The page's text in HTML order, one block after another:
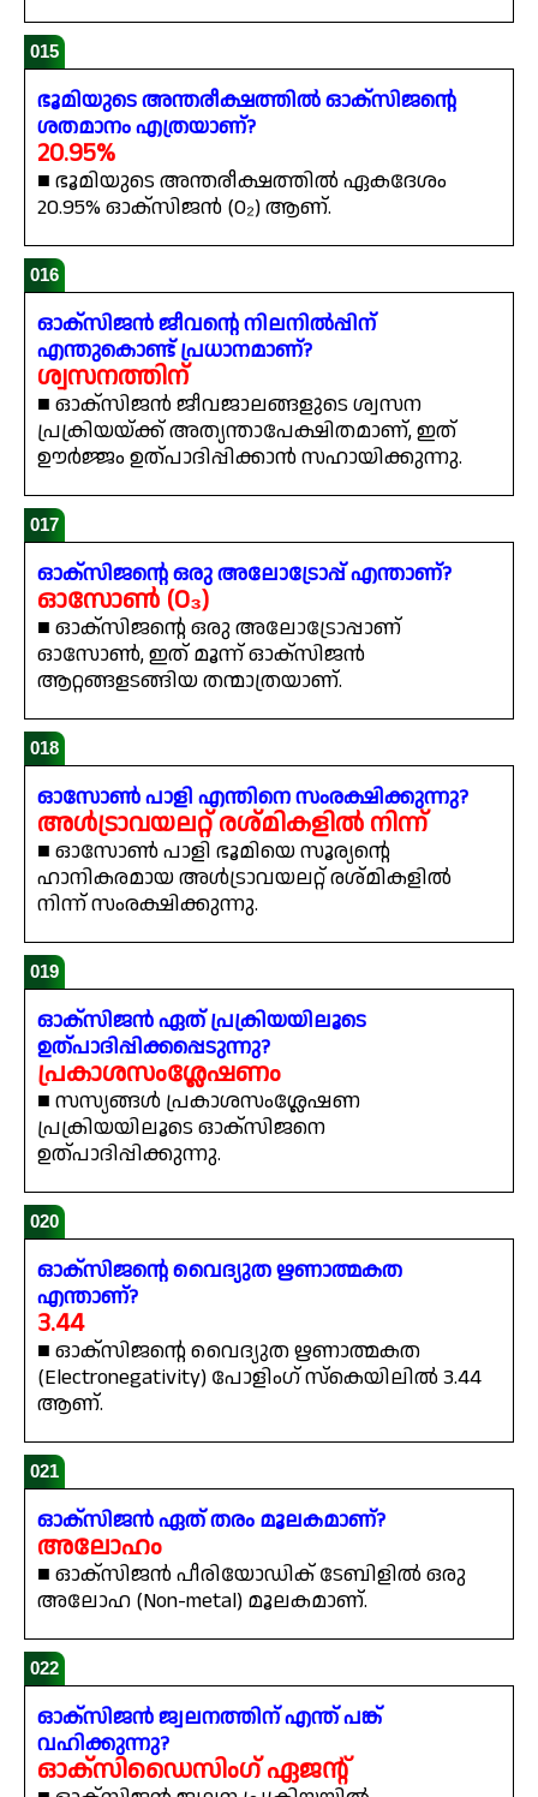
015
ഭൂമിയുടെ അന്തരീക്ഷത്തിൽ ഓക്സിജന്റെ
ശതമാനം എത്രയാണ്?
20.95%
■ ഭൂമിയുടെ അന്തരീക്ഷത്തിൽ ഏകദേശം
20.95% ഓക്സിജൻ (O₂) ആണ്.
016
ഓക്സിജൻ ജീവന്റെ നിലനിൽപ്പിന്
എന്തുകൊണ്ട് പ്രധാനമാണ്?
ശ്വസനത്തിന്
■ ഓക്സിജൻ ജീവജാലങ്ങളുടെ ശ്വസന
പ്രക്രിയയ്ക്ക് അത്യന്താപേക്ഷിതമാണ്, ഇത്
ഊർജ്ജം ഉത്പാദിപ്പിക്കാൻ സഹായിക്കുന്നു.
017
ഓക്സിജന്റെ ഒരു അലോട്രോപ്പ് എന്താണ്?
ഓസോൺ (O₃)
■ ഓക്സിജന്റെ ഒരു അലോട്രോപ്പാണ്
ഓസോൺ, ഇത് മൂന്ന് ഓക്സിജൻ
ആറ്റങ്ങളടങ്ങിയ തന്മാത്രയാണ്.
018
ഓസോൺ പാളി എന്തിനെ സംരക്ഷിക്കുന്നു?
അൾട്രാവയലറ്റ് രശ്മികളിൽ നിന്ന്
■ ഓസോൺ പാളി ഭൂമിയെ സൂര്യന്റെ
ഹാനികരമായ അൾട്രാവയലറ്റ് രശ്മികളിൽ
നിന്ന് സംരക്ഷിക്കുന്നു.
019
ഓക്സിജൻ ഏത് പ്രക്രിയയിലൂടെ
ഉത്പാദിപ്പിക്കപ്പെടുന്നു?
പ്രകാശസംശ്ലേഷണം
■ സസ്യങ്ങൾ പ്രകാശസംശ്ലേഷണ
പ്രക്രിയയിലൂടെ ഓക്സിജനെ
ഉത്പാദിപ്പിക്കുന്നു.
020
ഓക്സിജന്റെ വൈദ്യുത ഋണാത്മകത
എന്താണ്?
3.44
■ ഓക്സിജന്റെ വൈദ്യുത ഋണാത്മകത
(Electronegativity) പോളിംഗ് സ്കെയിലിൽ 3.44
ആണ്.
021
ഓക്സിജൻ ഏത് തരം മൂലകമാണ്?
അലോഹം
■ ഓക്സിജൻ പീരിയോഡിക് ടേബിളിൽ ഒരു
അലോഹ (Non-metal) മൂലകമാണ്.
022
ഓക്സിജൻ ജ്വലനത്തിന് എന്ത് പങ്ക്
വഹിക്കുന്നു?
ഓക്സിഡൈസിംഗ് ഏജന്റ്